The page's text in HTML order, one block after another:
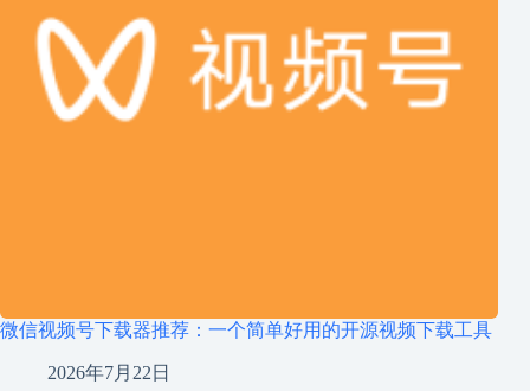
微信视频号下载器推荐：一个简单好用的开源视频下载工具
2026年7月22日